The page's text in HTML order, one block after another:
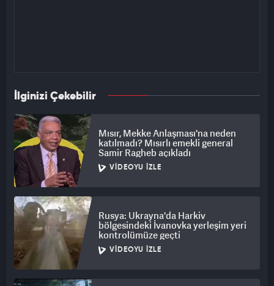
İlginizi Çekebilir
Mısır, Mekke Anlaşması'na neden
katılmadı? Mısırlı emekli general
Samir Ragheb açıkladı
VIDEOYU İZLE
Rusya: Ukrayna'da Harkiv
bölgesindeki İvanovka yerleşim yeri
kontrolümüze geçti
VIDEOYU İZLE